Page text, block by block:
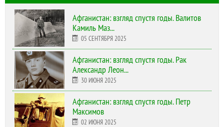
Афганистан: взгляд спустя годы. Валитов
Камиль Маз...
05 СЕНТЯБРЯ 2025
Афганистан: взгляд спустя годы. Рак
Александр Леон...
30 ИЮНЯ 2025
Афганистан: взгляд спустя годы. Петр
Максимов
02 ИЮНЯ 2025